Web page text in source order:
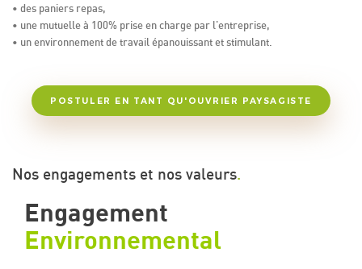
• des paniers repas,
• une mutuelle à 100% prise en charge par l'entreprise,
• un environnement de travail épanouissant et stimulant.
POSTULER EN TANT QU'OUVRIER PAYSAGISTE
Nos engagements et nos valeurs.
Engagement
Environnemental